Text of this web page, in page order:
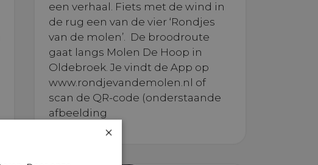
een verhaal. Fiets met de wind in
de rug een van de vier ‘Rondjes
van de molen’. De broodroute
gaat langs Molen De Hoop in
Oldebroek. Je vindt de App op
www.rondjevandemolen.nl of
scan de QR-code (onderstaande
afbeelding
×